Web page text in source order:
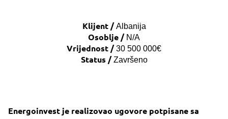
Klijent /Albanija
Osoblje / N/A
Vrijednost / 30 500 000€
Status /Završeno
Energoinvest je realizovao ugovore potpisane sa